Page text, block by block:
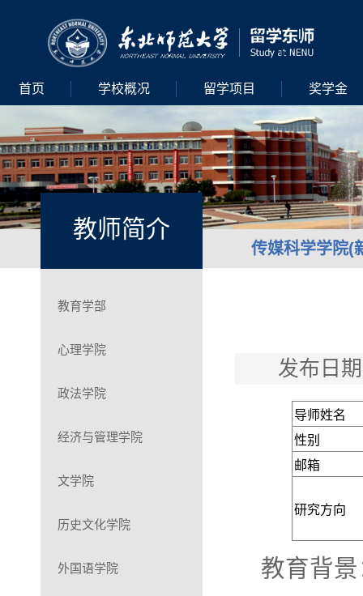
首页 学校概况 留学项目 奖学金
教师简介
传媒科学学院(
教育学部
心理学院
政法学院
经济与管理学院
文学院
历史文化学院
外国语学院
发布日
导师姓名
性别
邮箱
研究方向
教育背